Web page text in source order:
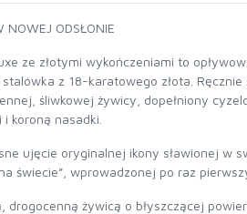
NOWEJ ODSŁONIE
ze złotymi wykończeniami to
z 18-karatowego złota. Ręcznie
śliwkowej żywicy, dopełniony
koroną nasadki.
ujęcie oryginalnej ikony sławionej w
świecie”, wprowadzonej po raz
drogocenną żywicą o błyszczącej